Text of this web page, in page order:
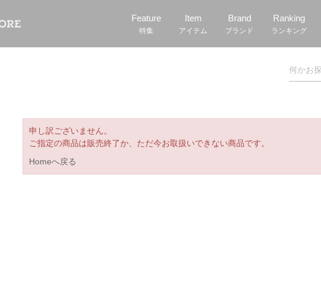
Feature
特集
Item
アイテム
Brand
ブランド
Ranking
ランキング
申し訳ございません。
ご指定の商品は販売終了か、ただ今お取扱いできない商品です。
Homeへ戻る